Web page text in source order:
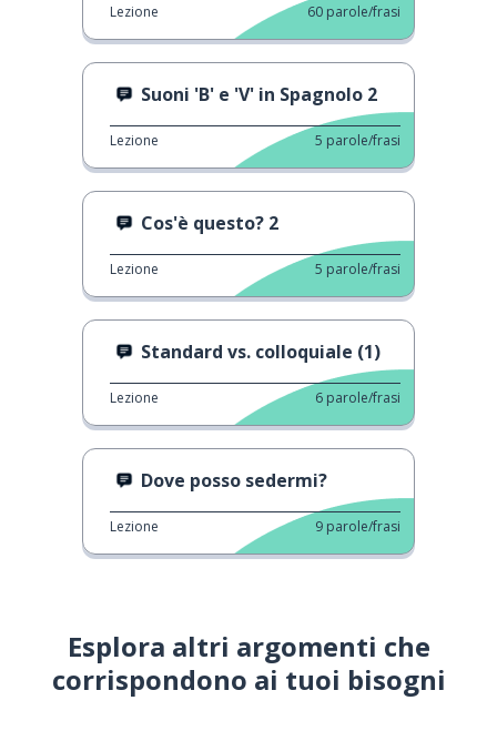
Lezione 60 parole/frasi
Suoni 'B' e 'V' in Spagnolo 2
Lezione 5 parole/frasi
Cos'è questo? 2
Lezione 5 parole/frasi
Standard vs. colloquiale (1)
Lezione 6 parole/frasi
Dove posso sedermi?
Lezione 9 parole/frasi
Esplora altri argomenti che
corrispondono ai tuoi bisogni